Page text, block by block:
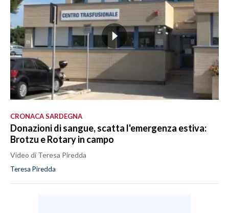
CRONACA SARDEGNA
Donazioni di sangue, scatta l'emergenza estiva:
Brotzu e Rotary in campo
Video di Teresa Piredda
Teresa Piredda